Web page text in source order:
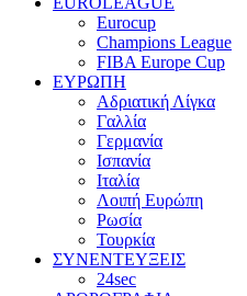
Eurocup
Champions League
FIBA Europe Cup
ΕΥΡΩΠΗ
Αδριατική Λίγκα
Γαλλία
Γερμανία
Ισπανία
Ιταλία
Λοιπή Ευρώπη
Ρωσία
Τουρκία
ΣΥΝΕΝΤΕΥΞΕΙΣ
24sec